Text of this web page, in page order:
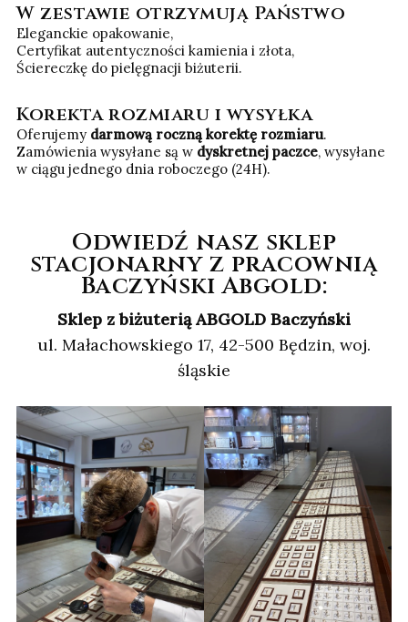
W zestawie otrzymują Państwo
Eleganckie opakowanie,
Certyfikat autentyczności kamienia i złota,
Ściereczkę do pielęgnacji biżuterii.
Korekta rozmiaru i wysyłka
Oferujemy darmową roczną korektę rozmiaru.
Zamówienia wysyłane są w dyskretnej paczce, wysyłane
w ciągu jednego dnia roboczego (24H).
Odwiedź nasz sklep
stacjonarny z pracownią
Baczyński Abgold:
Sklep z biżuterią ABGOLD Baczyński
ul. Małachowskiego 17, 42-500 Będzin, woj.
śląskie